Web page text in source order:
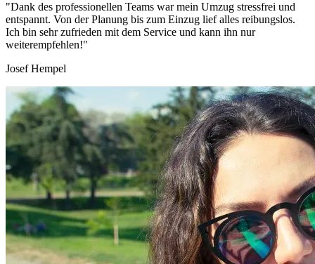
"Dank des professionellen Teams war mein Umzug stressfrei und
entspannt. Von der Planung bis zum Einzug lief alles reibungslos.
Ich bin sehr zufrieden mit dem Service und kann ihn nur
weiterempfehlen!"
Josef Hempel